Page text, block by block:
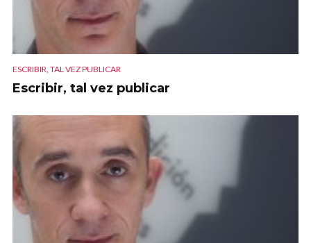
ESCRIBIR, TAL VEZ PUBLICAR
Escribir, tal vez publicar